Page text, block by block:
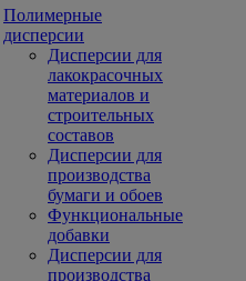
Полимерные
дисперсии
Дисперсии для
лакокрасочных
материалов и
строительных
составов
Дисперсии для
производства
бумаги и обоев
Функциональные
добавки
Дисперсии для
производства